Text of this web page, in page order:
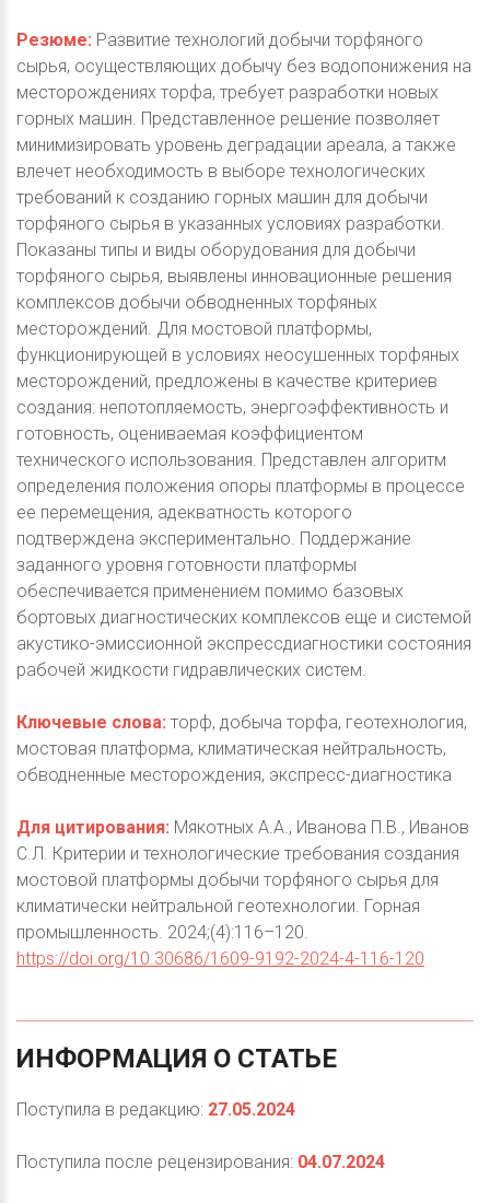
Резюме: Развитие технологий добычи торфяного
сырья, осуществляющих добычу без водопонижения на
месторождениях торфа, требует разработки новых
горных машин. Представленное решение позволяет
минимизировать уровень деградации ареала, а также
влечет необходимость в выборе технологических
требований к созданию горных машин для добычи
торфяного сырья в указанных условиях разработки.
Показаны типы и виды оборудования для добычи
торфяного сырья, выявлены инновационные решения
комплексов добычи обводненных торфяных
месторождений. Для мостовой платформы,
функционирующей в условиях неосушенных торфяных
месторождений, предложены в качестве критериев
создания: непотопляемость, энергоэффективность и
готовность, оцениваемая коэффициентом
технического использования. Представлен алгоритм
определения положения опоры платформы в процессе
ее перемещения, адекватность которого
подтверждена экспериментально. Поддержание
заданного уровня готовности платформы
обеспечивается применением помимо базовых
бортовых диагностических комплексов еще и системой
акустико-эмиссионной экспрессдиагностики состояния
рабочей жидкости гидравлических систем.
Ключевые слова: торф, добыча торфа, геотехнология,
мостовая платформа, климатическая нейтральность,
обводненные месторождения, экспресс-диагностика
Для цитирования: Мякотных А.А., Иванова П.В., Иванов
С.Л. Критерии и технологические требования создания
мостовой платформы добычи торфяного сырья для
климатически нейтральной геотехнологии. Горная
промышленность. 2024;(4):116–120.
https://doi.org/10.30686/1609-9192-2024-4-116-120
ИНФОРМАЦИЯ О СТАТЬЕ
Поступила в редакцию: 27.05.2024
Поступила после рецензирования: 04.07.2024